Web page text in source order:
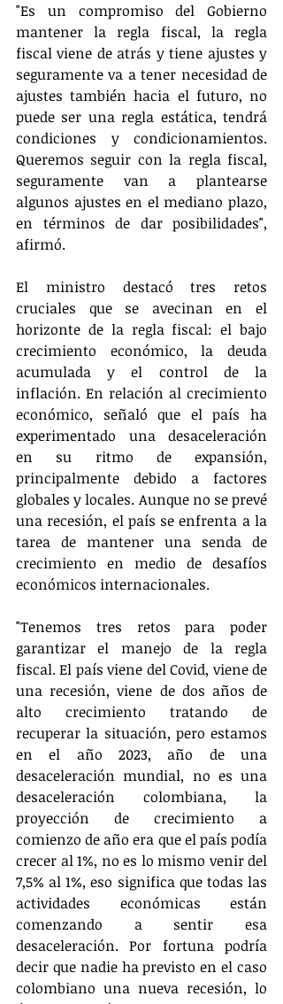
"Es un compromiso del Gobierno
mantener la regla fiscal, la regla
fiscal viene de atrás y tiene ajustes y
seguramente va a tener necesidad de
ajustes también hacia el futuro, no
puede ser una regla estática, tendrá
condiciones y condicionamientos.
Queremos seguir con la regla fiscal,
seguramente van a plantearse
algunos ajustes en el mediano plazo,
en términos de dar posibilidades",
afirmó.
El ministro destacó tres retos
cruciales que se avecinan en el
horizonte de la regla fiscal: el bajo
crecimiento económico, la deuda
acumulada y el control de la
inflación. En relación al crecimiento
económico, señaló que el país ha
experimentado una desaceleración
en su ritmo de expansión,
principalmente debido a factores
globales y locales. Aunque no se prevé
una recesión, el país se enfrenta a la
tarea de mantener una senda de
crecimiento en medio de desafíos
económicos internacionales.
"Tenemos tres retos para poder
garantizar el manejo de la regla
fiscal. El país viene del Covid, viene de
una recesión, viene de dos años de
alto crecimiento tratando de
recuperar la situación, pero estamos
en el año 2023, año de una
desaceleración mundial, no es una
desaceleración colombiana, la
proyección de crecimiento a
comienzo de año era que el país podía
crecer al 1%, no es lo mismo venir del
7,5% al 1%, eso significa que todas las
actividades económicas están
comenzando a sentir esa
desaceleración. Por fortuna podría
decir que nadie ha previsto en el caso
colombiano una nueva recesión, lo